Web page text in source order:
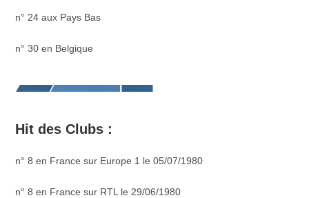
n° 24 aux Pays Bas
n° 30 en Belgique
Hit des Clubs :
n° 8 en France sur Europe 1 le 05/07/1980
n° 8 en France sur RTL le 29/06/1980